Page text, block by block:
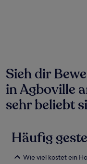
1 Übernachtung
von
2 Erwachsenen
gefunden
wurde.
Preise
können
ändern.
Sieh dir
in Agboville
sehr beliebt
Häufig
Wie viel kostet ein